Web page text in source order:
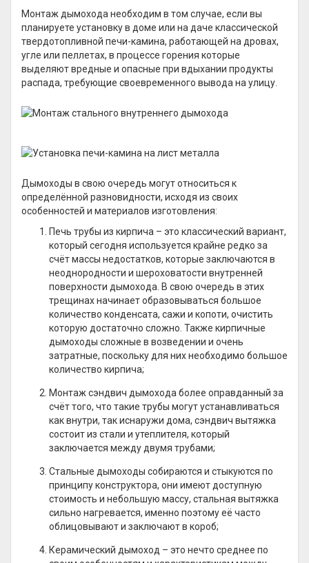
Монтаж дымохода необходим в том случае, если вы
планируете установку в доме или на даче классической
твердотопливной печи-камина, работающей на дровах,
угле или пеллетах, в процессе горения которые
выделяют вредные и опасные при вдыхании продукты
распада, требующие своевременного вывода на улицу.
Дымоходы в свою очередь могут относиться к
определённой разновидности, исходя из своих
особенностей и материалов изготовления:
Печь трубы из кирпича – это классический вариант,
который сегодня используется крайне редко за
счёт массы недостатков, которые заключаются в
неоднородности и шероховатости внутренней
поверхности дымохода. В свою очередь в этих
трещинах начинает образовываться большое
количество конденсата, сажи и копоти, очистить
которую достаточно сложно. Также кирпичные
дымоходы сложные в возведении и очень
затратные, поскольку для них необходимо большое
количество кирпича;
Монтаж сэндвич дымохода более оправданный за
счёт того, что такие трубы могут устанавливаться
как внутри, так иснаружи дома, сэндвич вытяжка
состоит из стали и утеплителя, который
заключается между двумя трубами;
Стальные дымоходы собираются и стыкуются по
принципу конструктора, они имеют доступную
стоимость и небольшую массу, стальная вытяжка
сильно нагревается, именно поэтому её часто
облицовывают и заключают в короб;
Керамический дымоход – это нечто среднее по